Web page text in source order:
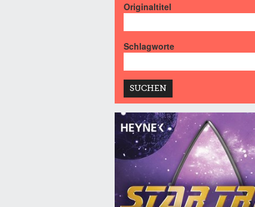
Originaltitel
Schlagworte